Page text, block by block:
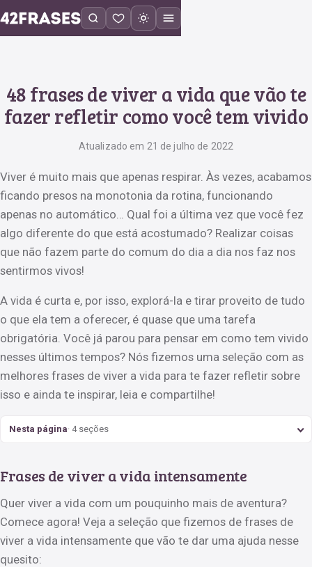
48 frases de viver a vida que vão te
fazer refletir como você tem vivido
Atualizado em 21 de julho de 2022
Viver é muito mais que apenas respirar. Às vezes, acabamos
ficando presos na monotonia da rotina, funcionando
apenas no automático… Qual foi a última vez que você fez
algo diferente do que está acostumado? Realizar coisas
que não fazem parte do comum do dia a dia nos faz nos
sentirmos vivos!
A vida é curta e, por isso, explorá-la e tirar proveito de tudo
o que ela tem a oferecer, é quase que uma tarefa
obrigatória. Você já parou para pensar em como tem vivido
nesses últimos tempos? Nós fizemos uma seleção com as
melhores frases de viver a vida para te fazer refletir sobre
isso e ainda te inspirar, leia e compartilhe!
Nesta página· 4 seções
Frases de viver a vida intensamente
Quer viver a vida com um pouquinho mais de aventura?
Comece agora! Veja a seleção que fizemos de frases de
viver a vida intensamente que vão te dar uma ajuda nesse
quesito: